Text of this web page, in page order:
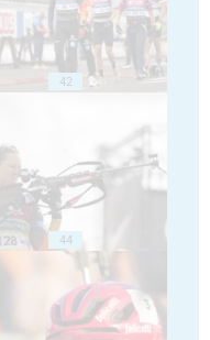
42
44